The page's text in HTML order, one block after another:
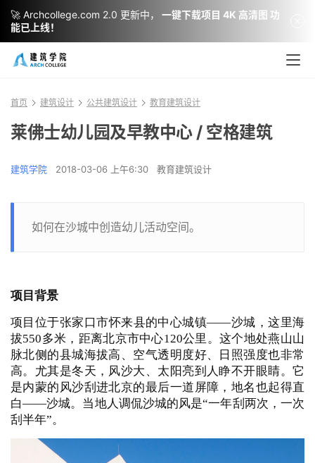
首页 建筑设计 公共建筑设计 教育建筑设计
莱佛士幼儿园及早教中心 / 空格建筑
建筑学院 2018-03-06 上午6:30 教育建筑设计
如何在沙城中创造幼儿活动空间。
项目背景
项目位于张家口市怀来县的中心城镇——沙城，这里海
拔550多米，距离北京市中心120公里。这个地处燕山山
脉北侧的县城海拔高、空气透明度好、日照强度也非常
高。尤其是冬天，风沙大、太阳亮到人睁不开眼睛。它
是内蒙的风沙刮进北京的最后一道屏障，地名也起得直
白——沙城。当地人调侃沙城的风是“一年刮两次，一次
刮半年”。
🚀 Archcollege.com 2.0 更新中，
一键下载项目 4K 高清图 功
能已上线！